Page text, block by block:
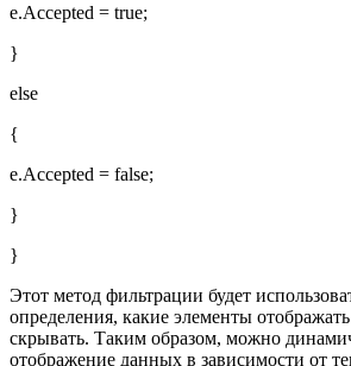
e.Accepted = true;
}
else
{
e.Accepted = false;
}
}
Этот метод фильтрации будет
определения, какие элементы
скрывать. Таким образом, можно
отображение данных в зависимости от